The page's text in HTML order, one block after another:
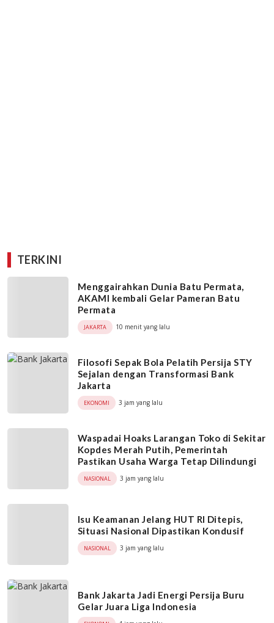
TERKINI
Menggairahkan Dunia Batu Permata,
AKAMI kembali Gelar Pameran Batu
Permata
JAKARTA 10 menit yang lalu
Filosofi Sepak Bola Pelatih Persija STY
Sejalan dengan Transformasi Bank
Jakarta
EKONOMI 3 jam yang lalu
Waspadai Hoaks Larangan Toko di Sekitar
Kopdes Merah Putih, Pemerintah
Pastikan Usaha Warga Tetap Dilindungi
NASIONAL 3 jam yang lalu
Isu Keamanan Jelang HUT RI Ditepis,
Situasi Nasional Dipastikan Kondusif
NASIONAL 3 jam yang lalu
Bank Jakarta Jadi Energi Persija Buru
Gelar Juara Liga Indonesia